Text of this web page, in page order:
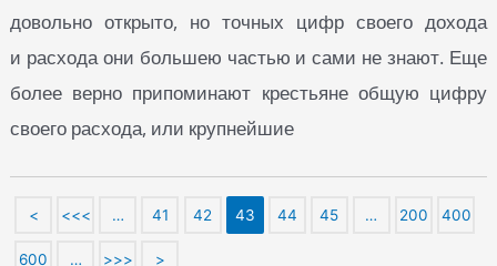
довольно открыто, но точных цифр своего дохода
и расхода они большею частью и сами не знают. Еще
более верно припоминают крестьяне общую цифру
своего расхода, или крупнейшие
< <<< … 41 42 43 44 45 … 200 400
600 … >>> >